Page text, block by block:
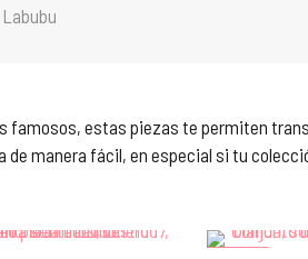
estas piezas te permiten
manera fácil, en especial si tu